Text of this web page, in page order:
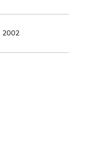
2002